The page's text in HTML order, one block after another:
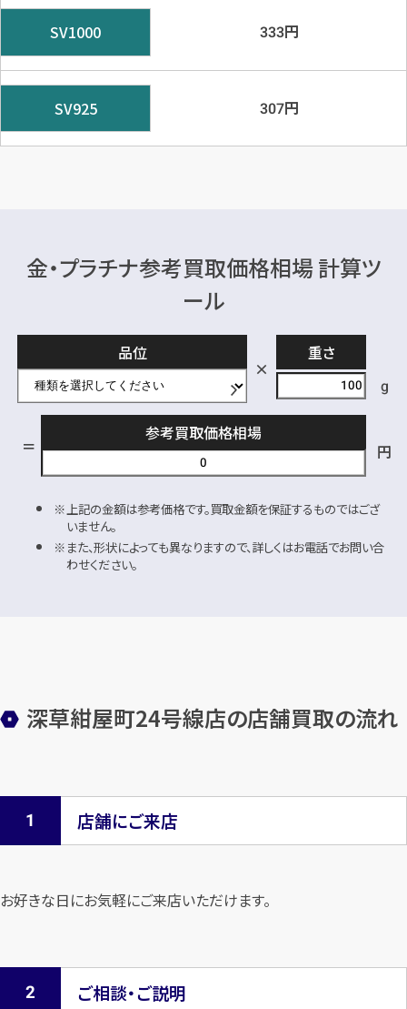
SV1000 333円
SV925 307円
金・プラチナ参考買取価格相場 計算ツ
ール
品位
重さ
g
参考買取価格相場
円
上記の金額は参考価格です。買取金額を保証するものではござ
いません。
また、形状によっても異なりますので、詳しくはお電話でお問い合
わせください。
深草紺屋町24号線店の店舗買取の流れ
店舗にご来店
お好きな日にお気軽にご来店いただけます。
ご相談・ご説明